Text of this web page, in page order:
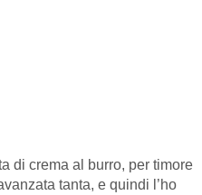
di crema al burro, per timore
tanta, e quindi l’ho